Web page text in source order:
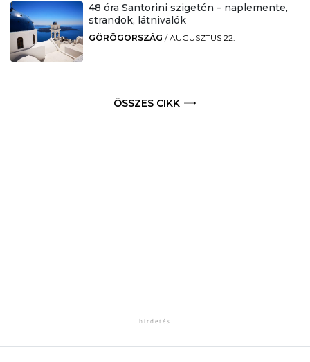
48 óra Santorini szigetén – naplemente,
strandok, látnivalók
GÖRÖGORSZÁG /AUGUSZTUS 22.
ÖSSZES CIKK